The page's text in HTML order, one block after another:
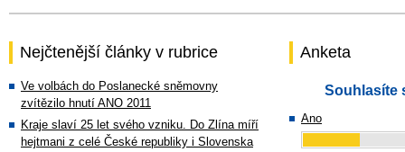
Nejčtenější články v rubrice
Ve volbách do Poslanecké sněmovny
zvítězilo hnutí ANO 2011
Kraje slaví 25 let svého vzniku. Do Zlína míří
hejtmani z celé České republiky i Slovenska
Anketa
Souhlasíte
Ano